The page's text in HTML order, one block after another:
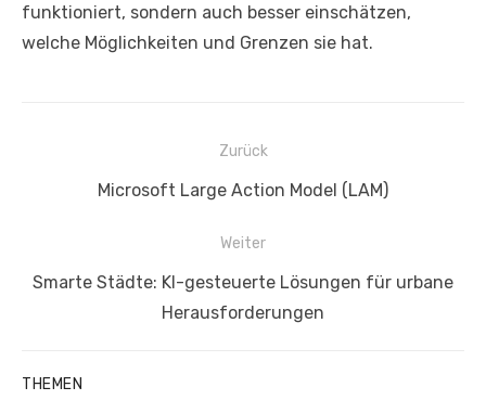
funktioniert, sondern auch besser einschätzen,
welche Möglichkeiten und Grenzen sie hat.
Navigation
Zurück
Vorheriger
Microsoft Large Action Model (LAM)
Weiter
Nächster
Smarte Städte: KI-gesteuerte Lösungen für urbane
Herausforderungen
THEMEN